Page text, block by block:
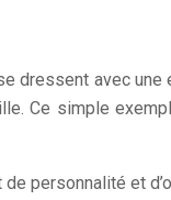
dressent avec une
Ce simple
personnalité et